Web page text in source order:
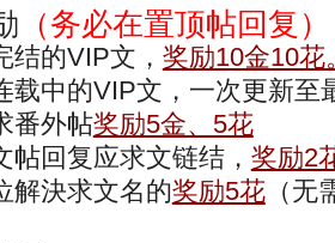
（务必在置顶帖回复）
结的VIP文， 奖励10金10花
载中的VIP文，一次更新至
番外帖奖励5金、5花
帖回复应求文链结， 奖励2
解決求文名的奖励5花（无